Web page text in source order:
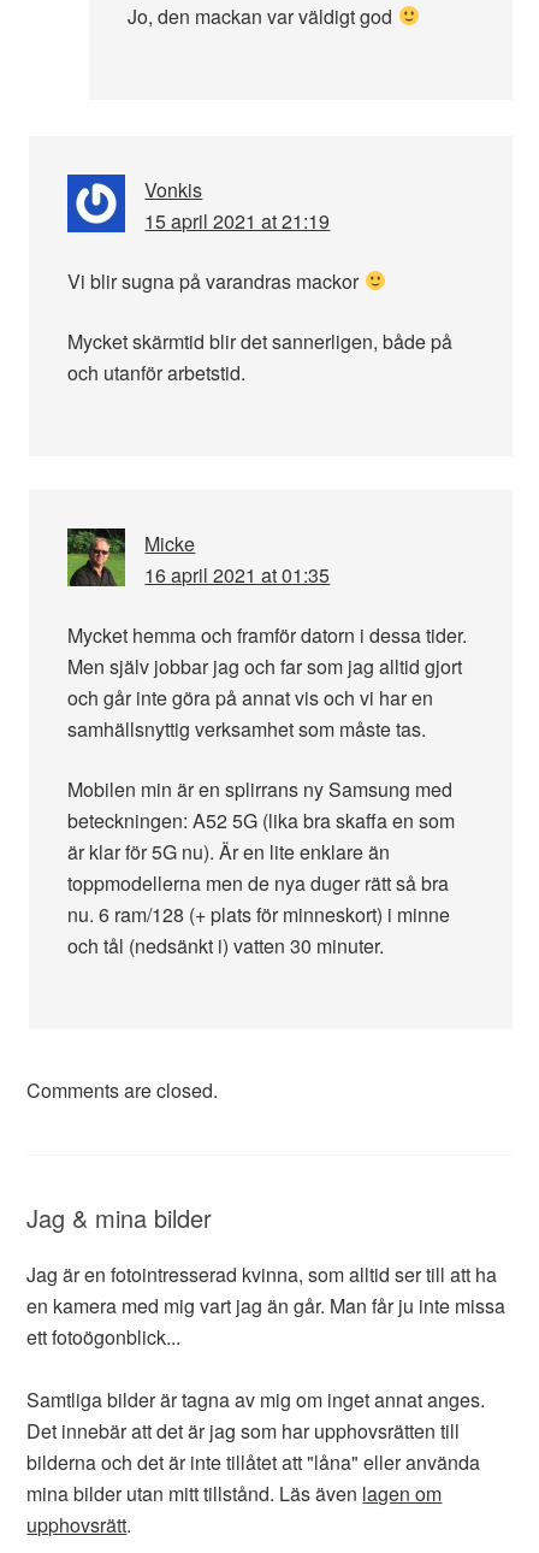
Jo, den mackan var väldigt god
Vonkis
15 april 2021 at 21:19
Vi blir sugna på varandras mackor
Mycket skärmtid blir det sannerligen, både på
och utanför arbetstid.
Micke
16 april 2021 at 01:35
Mycket hemma och framför datorn i dessa tider.
Men själv jobbar jag och far som jag alltid gjort
och går inte göra på annat vis och vi har en
samhällsnyttig verksamhet som måste tas.
Mobilen min är en splirrans ny Samsung med
beteckningen: A52 5G (lika bra skaffa en som
är klar för 5G nu). Är en lite enklare än
toppmodellerna men de nya duger rätt så bra
nu. 6 ram/128 (+ plats för minneskort) i minne
och tål (nedsänkt i) vatten 30 minuter.
Comments are closed.
Jag & mina bilder
Jag är en fotointresserad kvinna, som alltid ser till att ha
en kamera med mig vart jag än går. Man får ju inte missa
ett fotoögonblick...
Samtliga bilder är tagna av mig om inget annat anges.
Det innebär att det är jag som har upphovsrätten till
bilderna och det är inte tillåtet att "låna" eller använda
mina bilder utan mitt tillstånd. Läs även lagen om
upphovsrätt.